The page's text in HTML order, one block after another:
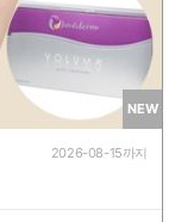
NEW
2026-08-15까지